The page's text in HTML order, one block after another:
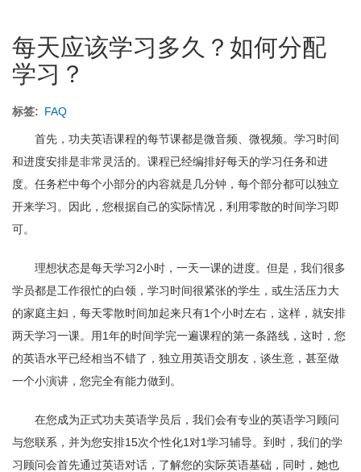
机
器
换
很
快，
是
我
换
机
器
丢
了，
怎
么
我
还
能
继
每天应该学习多久？如何分配
学习？
标签 FAQ
首先，功夫英语课程的每节课都是微音频、微视频。学习时间
和进度安排是非常灵活的。课程已经编排好每天的学习任务和进
度。任务栏中每个小部分的内容就是几分钟，每个部分都可以独立
开来学习。因此，您根据自己的实际情况，利用零散的时间学习即
可。
理想状态是每天学习2小时，一天一课的进度。但是，我们很多
学员都是工作很忙的白领，学习时间很紧张的学生，或生活压力大
的家庭主妇，每天零散时间加起来只有1个小时左右，这样，就安排
两天学习一课。用1年的时间学完一遍课程的第一条路线，这时，您
的英语水平已经相当不错了，独立用英语交朋友，谈生意，甚至做
一个小演讲，您完全有能力做到。
在您成为正式功夫英语学员后，我们会有专业的英语学习顾问
与您联系，并为您安排15次个性化1对1学习辅导。到时，我们的学
习顾问会首先通过英语对话，了解您的实际英语基础，同时，她也